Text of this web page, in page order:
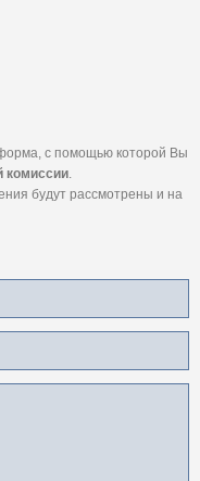
с помощью которой Вы
комиссии.
будут рассмотрены и на